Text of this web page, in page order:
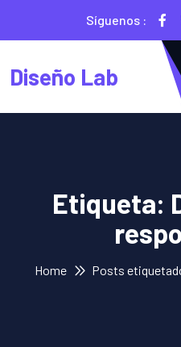
Síguenos :
Diseño Lab
Etiqueta:
Home Posts